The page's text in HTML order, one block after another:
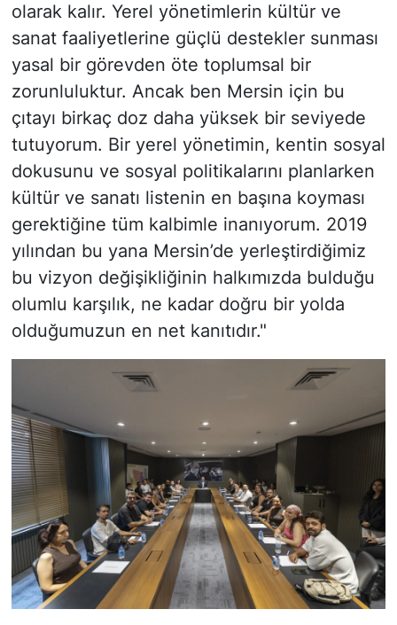
olarak kalır. Yerel yönetimlerin kültür ve
sanat faaliyetlerine güçlü destekler sunması
yasal bir görevden öte toplumsal bir
zorunluluktur. Ancak ben Mersin için bu
çıtayı birkaç doz daha yüksek bir seviyede
tutuyorum. Bir yerel yönetimin, kentin sosyal
dokusunu ve sosyal politikalarını planlarken
kültür ve sanatı listenin en başına koyması
gerektiğine tüm kalbimle inanıyorum. 2019
yılından bu yana Mersin’de yerleştirdiğimiz
bu vizyon değişikliğinin halkımızda bulduğu
olumlu karşılık, ne kadar doğru bir yolda
olduğumuzun en net kanıtıdır."